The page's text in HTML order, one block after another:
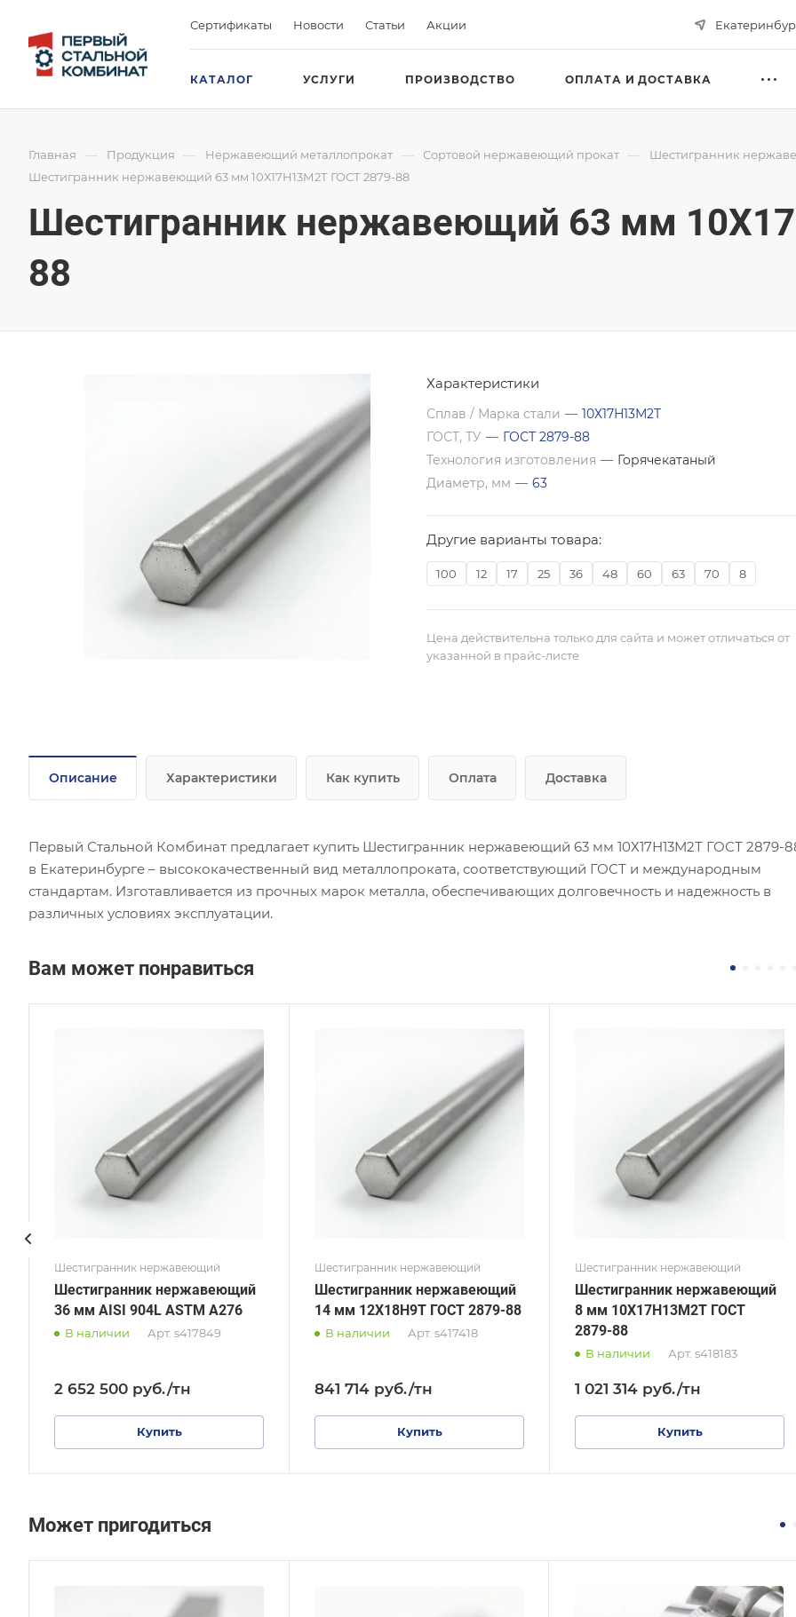
Сертификаты Новости Статьи Акции
КАТАЛОГ УСЛУГИ ПРОИЗВОДСТВО ОПЛАТА И ДОСТАВКА
Главная — Продукция — Нержавеющий металлопрокат — Сортовой нержавеющий прокат — Шестигранник
Шестигранник нержавеющий 63 мм 10Х17Н13М2Т ГОСТ 2879-88
Шестигранник нержавеющий 63 мм
88
Характеристики
Сплав / Марка стали — 10Х17Н13М2Т
ГОСТ, ТУ — ГОСТ 2879-88
Технология изготовления — Горячекатаный
Диаметр, мм — 63
Другие варианты товара:
100 12 17 25 36 48 60 63 70 8
Цена действительна только для сайта и может отличаться от
указанной в прайс-листе
Описание Характеристики Как купить Оплата Доставка
Первый Стальной Комбинат предлагает купить Шестигранник нержавеющий 63 мм 10Х17Н13М2Т ГОСТ 2879-
в Екатеринбурге – высококачественный вид металлопроката, соответствующий ГОСТ и международным
стандартам. Изготавливается из прочных марок металла, обеспечивающих долговечность и надежность в
различных условиях эксплуатации.
Вам может понравиться
Шестигранник нержавеющий
Шестигранник нержавеющий
36 мм AISI 904L ASTM A276
В наличии Арт. s417849
2 652 500 руб./тн
Купить
ГОСТ 2879-88
Технология изготовления
Горячекатаный
Диаметр, мм
14
Шестигранник нержавеющий
Шестигранник нержавеющий
14 мм 12Х18Н9Т ГОСТ 2879-88
В наличии Арт. s417418
841 714 руб./тн
Купить
ГОСТ 2879-88
Технология изготовления
Горячекатаный
Диаметр, мм
8
Шестигранник нержавеющий
Шестигранник нержавеющий
8 мм 10Х17Н13М2Т ГОСТ
2879-88
В наличии Арт. s418183
1 021 314 руб./тн
Купить
ASTM A276
Технология изготовления
Горячекатаный
Диаметр, мм
24
Может пригодиться